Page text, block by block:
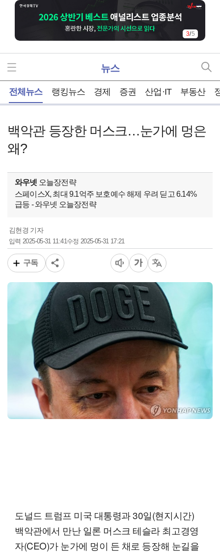
3/5
뉴스
전체뉴스 랭킹뉴스 경제 증권 산업·IT 부동산
백악관 등장한 머스크…눈가에 멍은
왜?
와우넷 오늘장전략
스페이스X, 최대 9.1억주 보호예수 해제 우려 딛고 6.14%
급등 - 와우넷 오늘장전략
김현경 기자
입력2025-05-31 11:41수정 2025-05-31 17:21
구독
도널드 트럼프 미국 대통령과 30일(현지시간)
백악관에서 만난 일론 머스크 테슬라 최고경영
자(CEO)가 눈가에 멍이 든 채로 등장해 눈길을